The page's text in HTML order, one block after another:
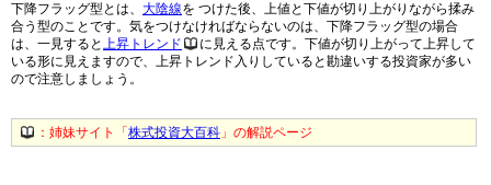
下降フラッグ型とは、 大陰線を つけた後、上値と下値が切り上がりながら揉み
合う型のことです。気をつけなければならないのは、下降フラッグ型の場合
は、一見すると上昇トレンド
に見える点です。下値が切り上がって上昇して
いる形に見えますので、上昇トレンド入りしていると勘違いする投資家が多い
ので注意しましょう。
：姉妹サイト「 株式投資大百科 」の解説ページ